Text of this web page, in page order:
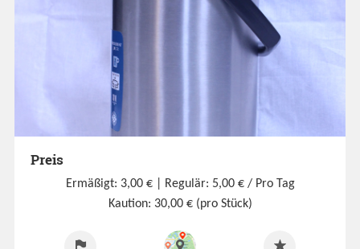
Preis
Ermäßigt: 3,00 €
| Regulär: 5,00 € / Pro Tag
Kaution: 30,00 € (pro Stück)